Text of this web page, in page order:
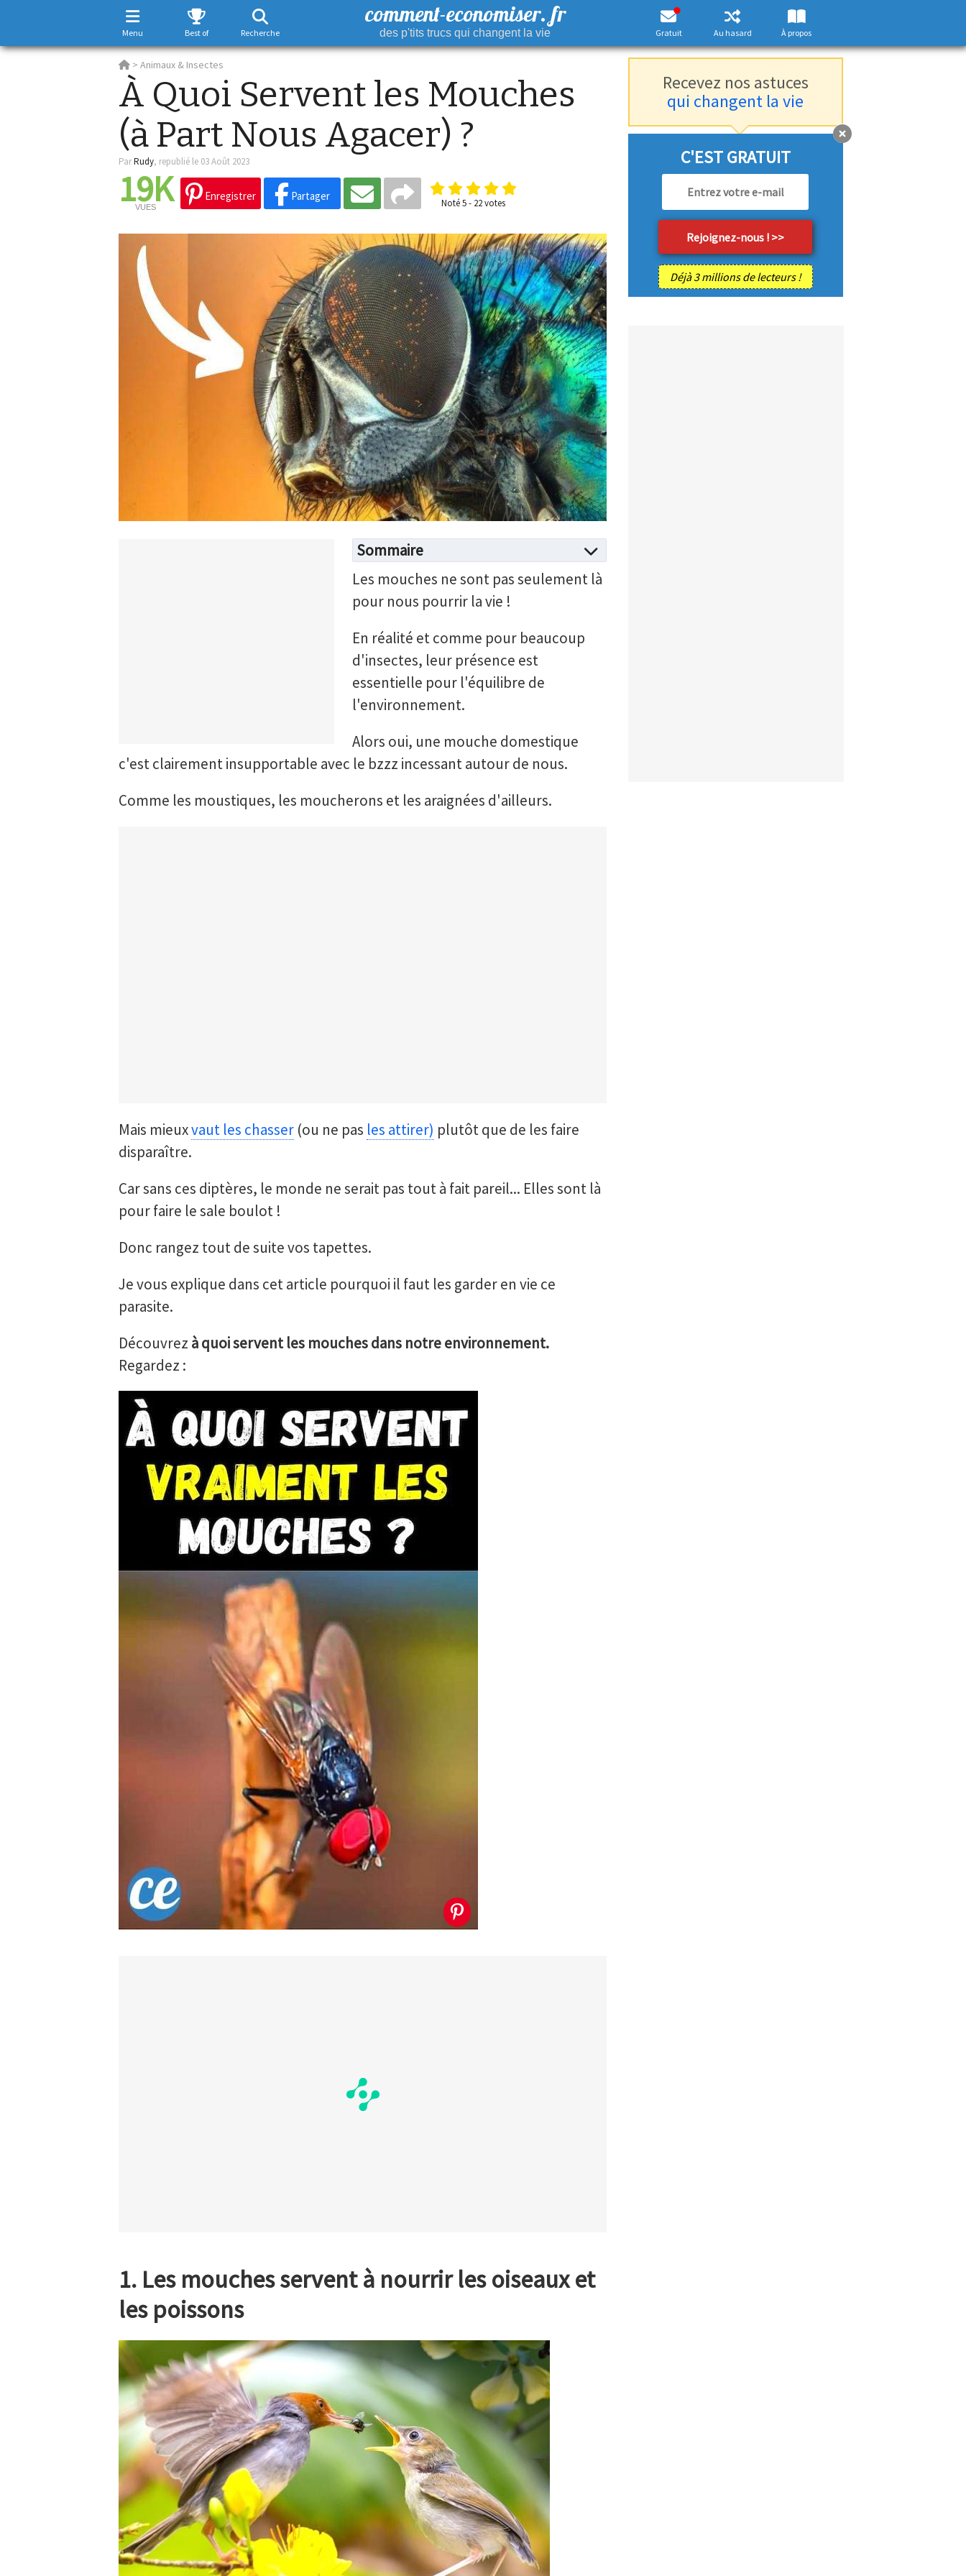
Menu Best of Recherche
comment-economiser. fr
des p'tits trucs qui changent la vie Gratuit Au hasard À propos
> Animaux & Insectes
À Quoi Servent les Mouches
(à Part Nous Agacer) ?
ParRudy, republié le 03 Août 2023
19K
VUES
Enregistrer Partager
Noté5- 22 votes
Sommaire
Les mouches ne sont pas seulement là
pour nous pourrir la vie !
En réalité et comme pour beaucoup
d'insectes, leur présence est
essentielle pour l'équilibre de
l'environnement.
Alors oui, une mouche domestique
c'est clairement insupportable avec le bzzz incessant autour de nous.
Comme les moustiques, les moucherons et les araignées d'ailleurs.
Mais mieuxvaut les chasser(ou ne pas les attirer) plutôt que de les faire
disparaître.
Car sans ces diptères, le monde ne serait pas tout à fait pareil... Elles sont là
pour faire le sale boulot !
Donc rangez tout de suite vos tapettes.
Je vous explique dans cet article pourquoi il faut les garder en vie ce
parasite.
Découvrez à quoi servent les mouches dans notre environnement.
Regardez :
1. Les mouches servent à nourrir les oiseaux et
les poissons
Recevez nos astuces
qui changent la vie
C'EST GRATUIT
Déjà 3 millions de lecteurs !